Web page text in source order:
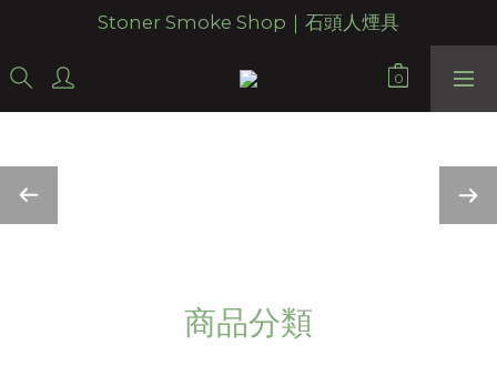
Stoner Smoke Shop｜石頭人煙具
商品分類